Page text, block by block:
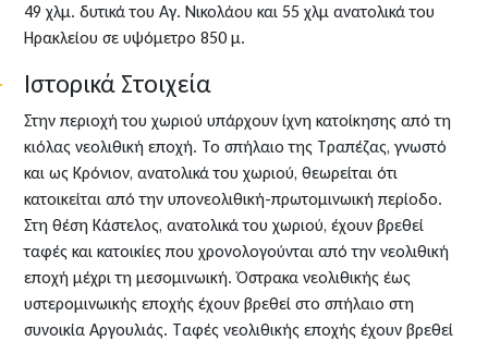
49 χλμ. δυτικά του Αγ. Νικολάου και 55 χλμ ανατολικά του
Ηρακλείου σε υψόμετρο 850 μ.
Ιστορικά Στοιχεία
Στην περιοχή του χωριού υπάρχουν ίχνη κατοίκησης από τη
κιόλας νεολιθική εποχή. Το σπήλαιο της Τραπέζας, γνωστό
και ως Κρόνιον, ανατολικά του χωριού, θεωρείται ότι
κατοικείται από την υπονεολιθική-πρωτομινωική περίοδο.
Στη θέση Κάστελος, ανατολικά του χωριού, έχουν βρεθεί
ταφές και κατοικίες που χρονολογούνται από την νεολιθική
εποχή μέχρι τη μεσομινωική. Όστρακα νεολιθικής έως
υστερομινωικής εποχής έχουν βρεθεί στο σπήλαιο στη
συνοικία Αργουλιάς. Ταφές νεολιθικής εποχής έχουν βρεθεί